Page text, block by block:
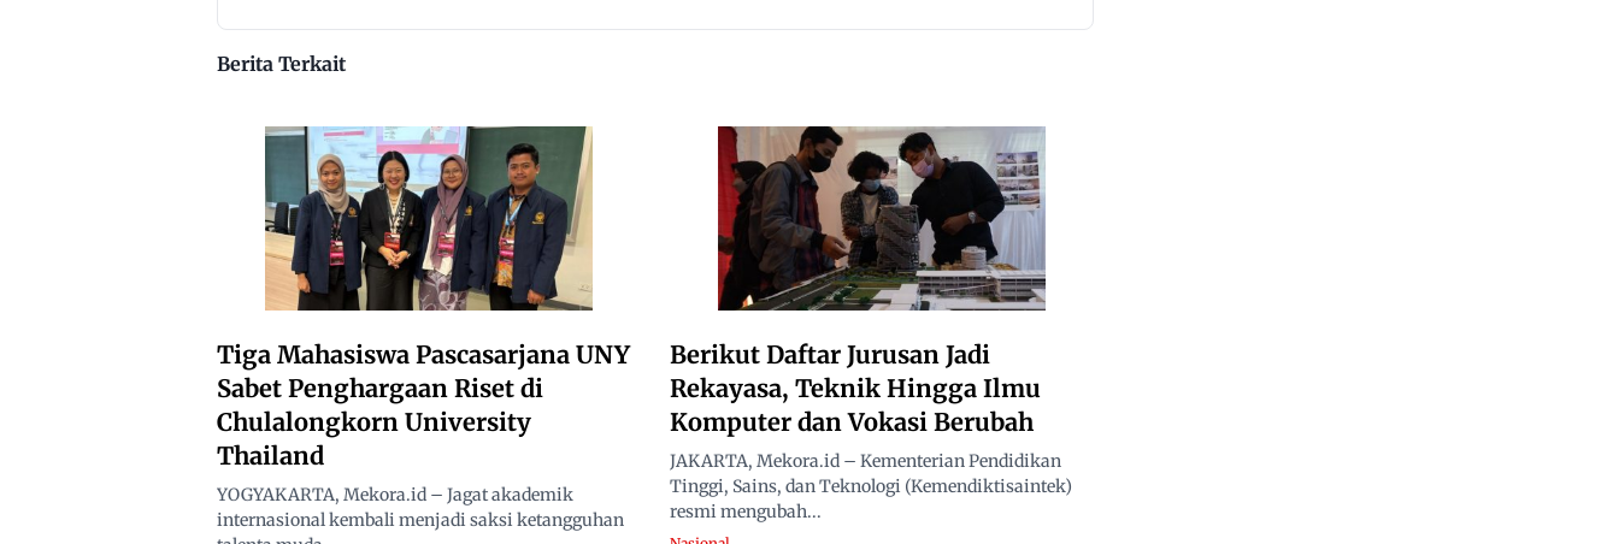
Material Dibuka
Berita Terkait
Tiga Mahasiswa Pascasarjana UNY
Sabet Penghargaan Riset di
Chulalongkorn University
Thailand
YOGYAKARTA, Mekora.id – Jagat akademik
internasional kembali menjadi saksi ketangguhan
Berikut Daftar Jurusan Jadi
Rekayasa, Teknik Hingga Ilmu
Komputer dan Vokasi Berubah
JAKARTA, Mekora.id – Kementerian Pendidikan
Tinggi, Sains, dan Teknologi (Kemendiktisaintek)
resmi mengubah...